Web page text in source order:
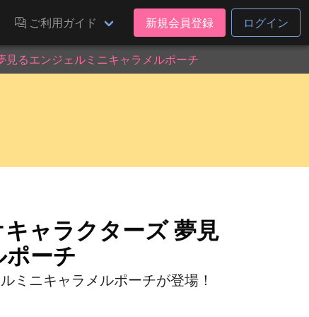
ご利用ガイド 新規会員登録 ログイン
見るエンジェルミニキャラメルポーチ
キャラクターズ 夢見
ーチ
ミニキャラメルポーチが登場！